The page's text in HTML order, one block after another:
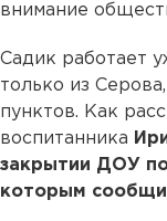
внимание
Садик работает
только из
пунктов. Как
воспитанника
закрытии ДОУ
которым